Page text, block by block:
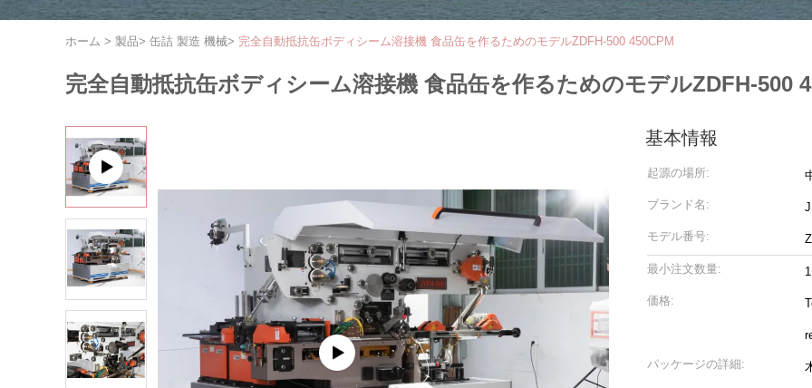
ホーム > 製品> 缶詰 製造 機械> 完全自動抵抗缶ボディシーム溶接機 食品缶を作るためのモデルZDFH-500 450CPM
完全自動抵抗缶ボディシーム溶接機 食品缶を作るためのモデルZDFH-500
基本情報
起源の場所:
ブランド名:
モデル番号:
最小注文数量:
価格:
パッケージの詳細: